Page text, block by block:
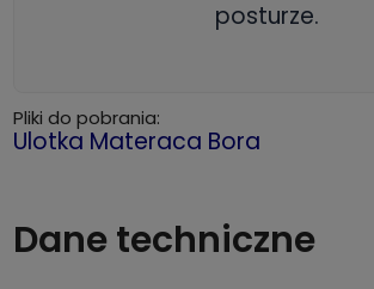
posturze.
Pliki do pobrania:
Ulotka Materaca Bora
Dane techniczne